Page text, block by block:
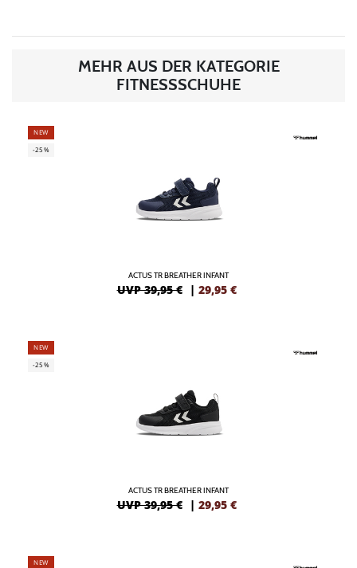
MEHR AUS DER KATEGORIE
FITNESSSCHUHE
NEW
-25%
ACTUS TR BREATHER INFANT
UVP 39,95 € | 29,95 €
NEW
-25%
ACTUS TR BREATHER INFANT
UVP 39,95 € | 29,95 €
NEW